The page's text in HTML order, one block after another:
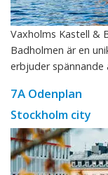
Vaxholms Kastell &
Badholmen är en
erbjuder
7A Odenplan
Stockholm city